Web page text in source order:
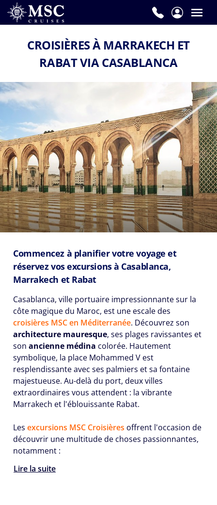
CROISIÈRES À MARRAKECH ET
RABAT VIA CASABLANCA
Commencez à planifier votre voyage et
réservez vos excursions à Casablanca,
Marrakech et Rabat
Casablanca, ville portuaire impressionnante sur la
côte magique du Maroc, est une escale des
croisières MSC en Méditerranée. Découvrez son
architecture mauresque, ses plages ravissantes et
son ancienne médina colorée. Hautement
symbolique, la place Mohammed V est
resplendissante avec ses palmiers et sa fontaine
majestueuse. Au-delà du port, deux villes
extraordinaires vous attendent : la vibrante
Marrakech et l'éblouissante Rabat.
Les excursions MSC Croisières offrent l'occasion de
découvrir une multitude de choses passionnantes,
notamment :
Lire la suite